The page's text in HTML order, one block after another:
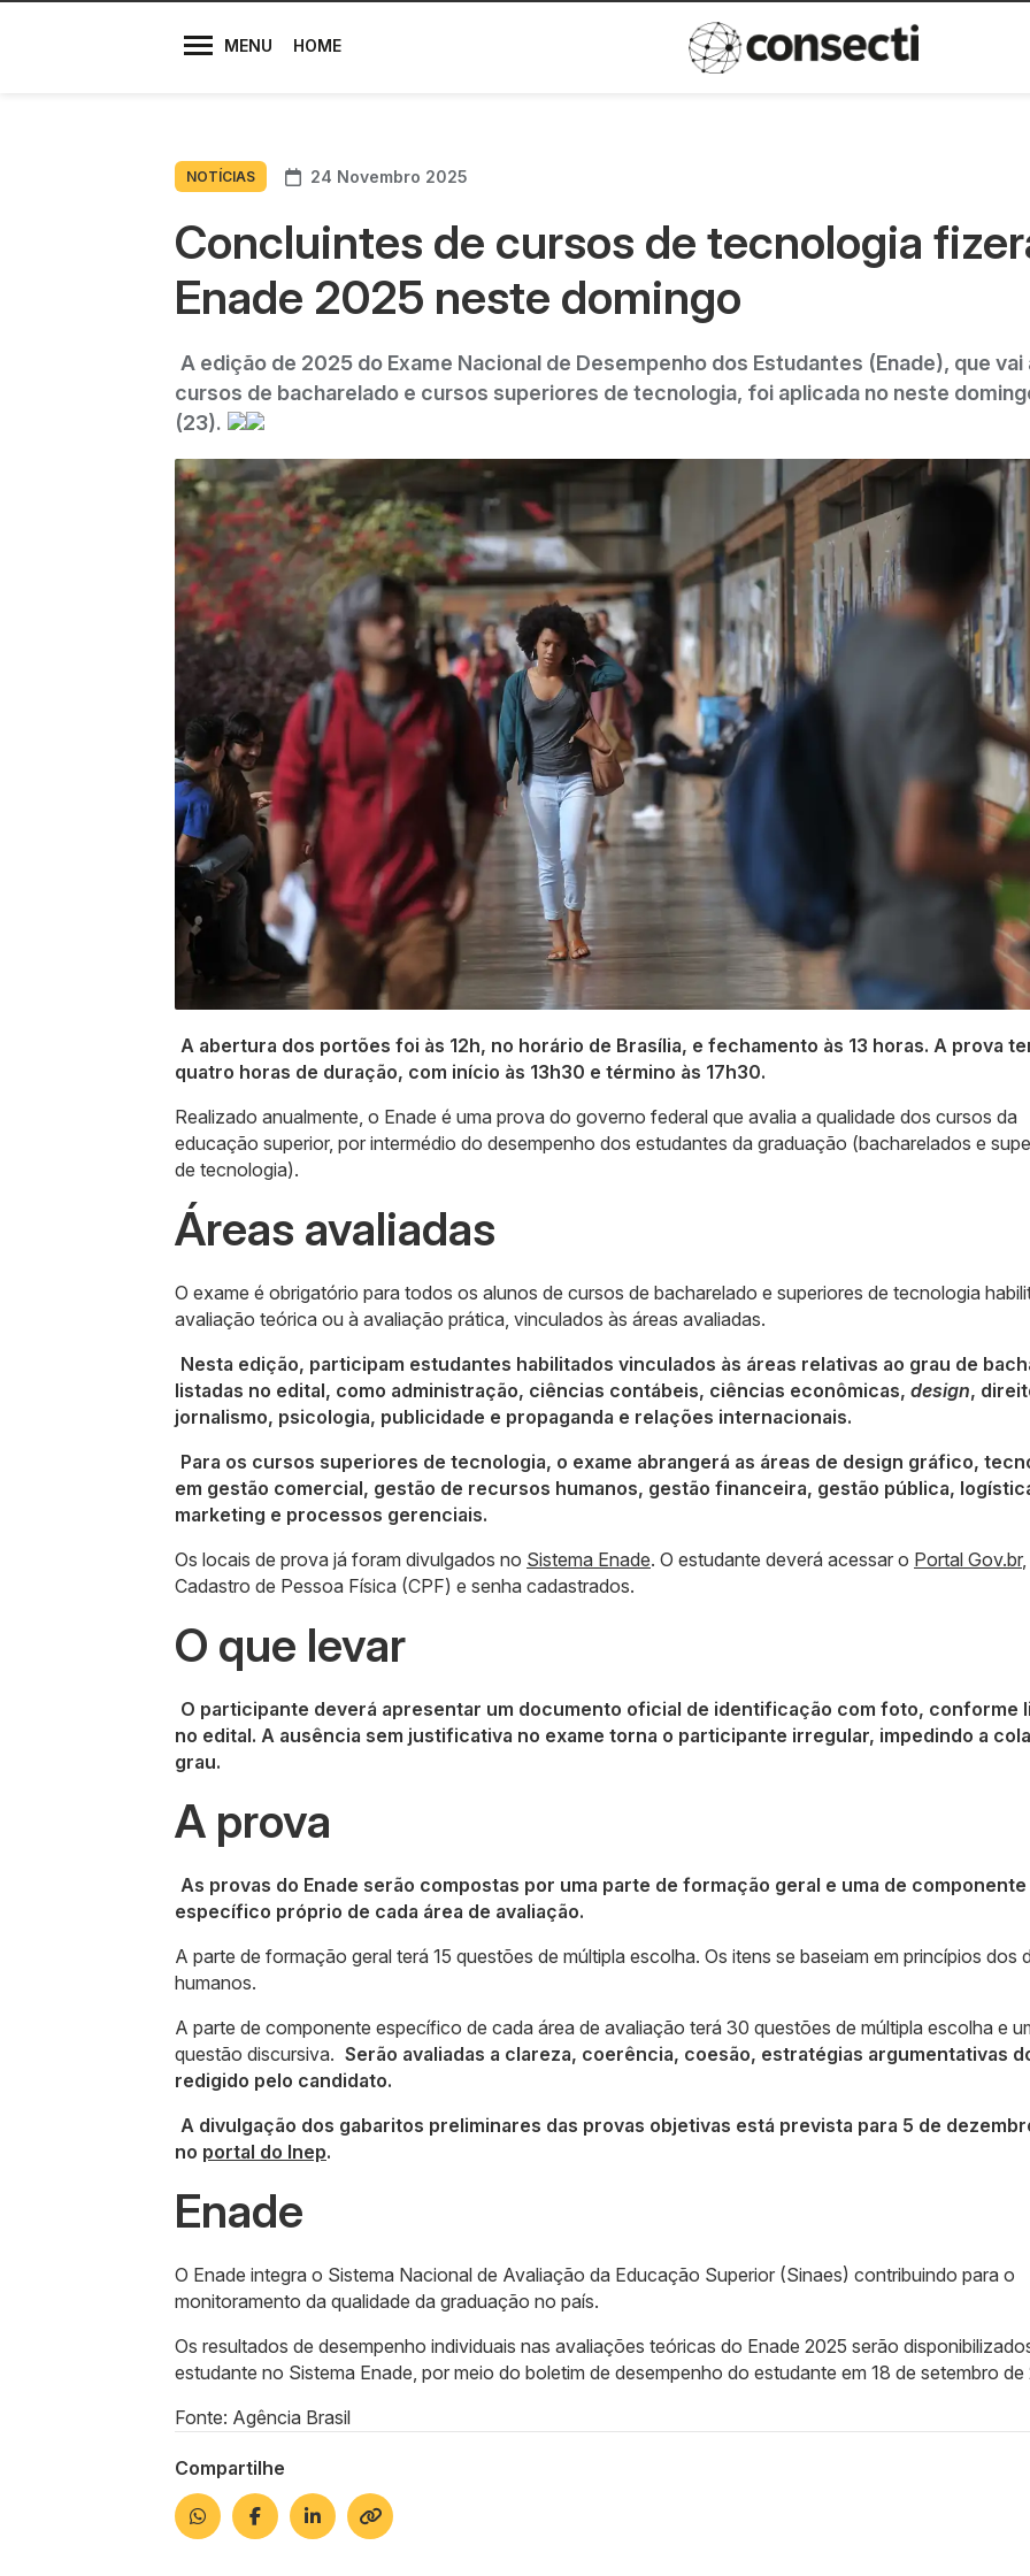
MENU HOME
Diretores
Política de
NOTÍCIAS 24 Novembro 2025
Concluintes de cursos de tecnologia
Enade 2025 neste domingo
A edição de 2025 do Exame Nacional de Desempenho dos Estudantes (Enade), que vai
cursos de bacharelado e cursos superiores de tecnologia, foi aplicada no neste
(23).
A abertura dos portões foi às 12h, no horário de Brasília, e fechamento às 13 horas. A prova
quatro horas de duração, com início às 13h30 e término às 17h30.
Realizado anualmente, o Enade é uma prova do governo federal que avalia a qualidade dos cursos da
educação superior, por intermédio do desempenho dos estudantes da graduação (bacharelados e
de tecnologia).
Áreas avaliadas
O exame é obrigatório para todos os alunos de cursos de bacharelado e superiores de tecnologia
avaliação teórica ou à avaliação prática, vinculados às áreas avaliadas.
Nesta edição, participam estudantes habilitados vinculados às áreas relativas ao grau de
listadas no edital, como administração, ciências contábeis, ciências econômicas, design,
jornalismo, psicologia, publicidade e propaganda e relações internacionais.
Para os cursos superiores de tecnologia, o exame abrangerá as áreas de design gráfico,
em gestão comercial, gestão de recursos humanos, gestão financeira, gestão pública,
marketing e processos gerenciais.
Os locais de prova já foram divulgados no Sistema Enade. O estudante deverá acessar o Portal Gov.br
Cadastro de Pessoa Física (CPF) e senha cadastrados.
O que levar
O participante deverá apresentar um documento oficial de identificação com foto, conforme
no edital. A ausência sem justificativa no exame torna o participante irregular, impedindo a
grau.
A prova
As provas do Enade serão compostas por uma parte de formação geral e uma de componente
específico próprio de cada área de avaliação.
A parte de formação geral terá 15 questões de múltipla escolha. Os itens se baseiam em princípios dos
humanos.
A parte de componente específico de cada área de avaliação terá 30 questões de múltipla escolha e
questão discursiva. Serão avaliadas a clareza, coerência, coesão, estratégias argumentativas
redigido pelo candidato.
A divulgação dos gabaritos preliminares das provas objetivas está prevista para 5 de
no portal do Inep.
Enade
O Enade integra o Sistema Nacional de Avaliação da Educação Superior (Sinaes) contribuindo para o
monitoramento da qualidade da graduação no país.
Os resultados de desempenho individuais nas avaliações teóricas do Enade 2025 serão
estudante no Sistema Enade, por meio do boletim de desempenho do estudante em 18 de setembro de
Fonte: Agência Brasil
Compartilhe